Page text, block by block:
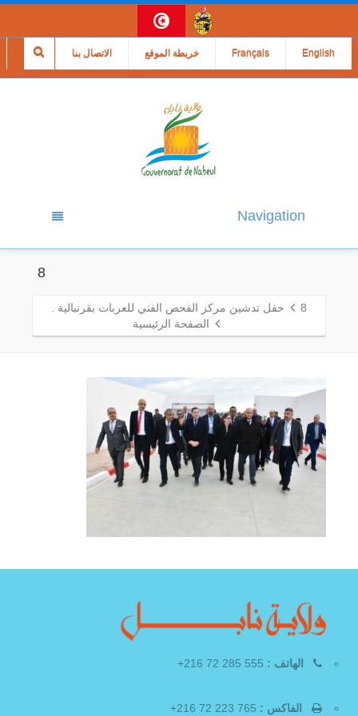
الاتصال بنا خريطة الموقع Français English
Navigation
8
8
حفل تدشين مركز الفحص الفني للعربات بقرنبالية .
الصفحة الرئيسية
الهاتف :
الفاكس :